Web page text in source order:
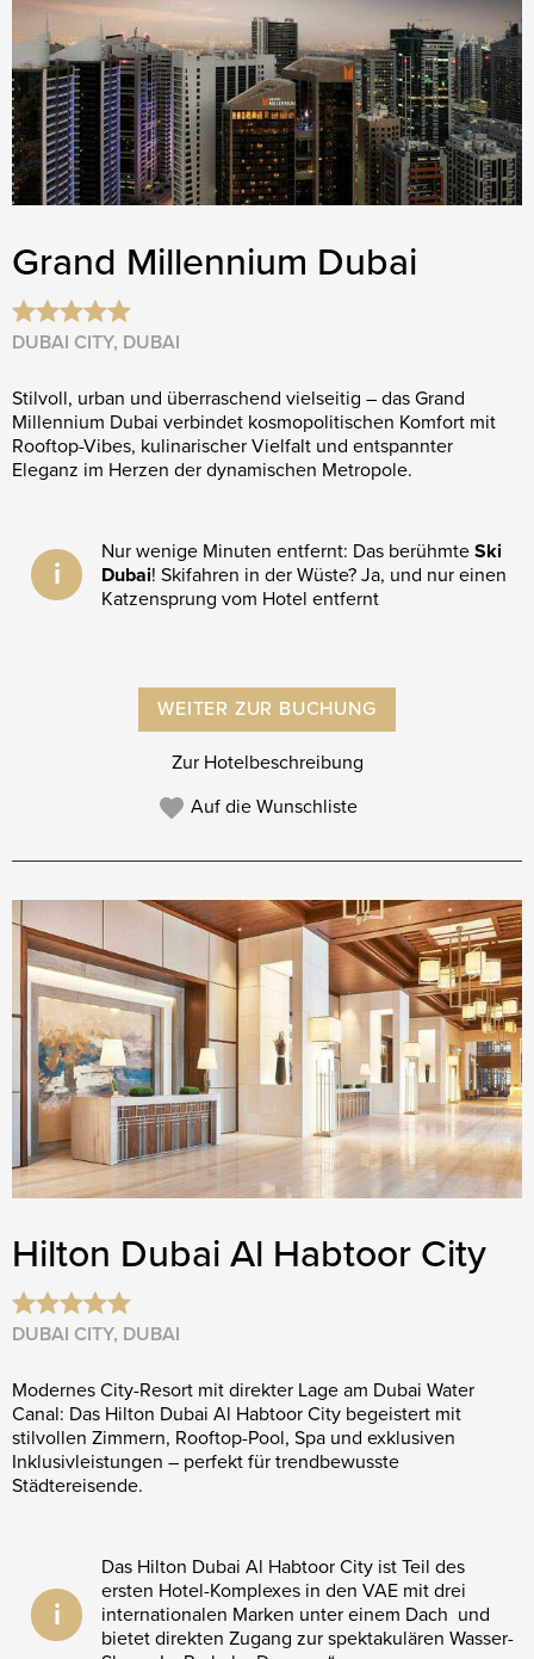
Grand Millennium Dubai
DUBAI CITY, DUBAI
Stilvoll, urban und überraschend vielseitig – das Grand
Millennium Dubai verbindet kosmopolitischen Komfort mit
Rooftop-Vibes, kulinarischer Vielfalt und entspannter
Eleganz im Herzen der dynamischen Metropole.
i
Nur wenige Minuten entfernt: Das berühmteSki
Dubai! Skifahren in der Wüste? Ja, und nur einen
Katzensprung vom Hotel entfernt
WEITER ZUR BUCHUNG
Zur Hotelbeschreibung
Auf die Wunschliste
Hilton Dubai Al Habtoor City
DUBAI CITY, DUBAI
Modernes City-Resort mit direkter Lage am Dubai Water
Canal: Das Hilton Dubai Al Habtoor City begeistert mit
stilvollen Zimmern, Rooftop-Pool, Spa und exklusiven
Inklusivleistungen – perfekt für trendbewusste
Städtereisende.
i
Das Hilton Dubai Al Habtoor City ist Teil des
ersten Hotel-Komplexes in den VAE mit drei
internationalen Marken unter einem Dach und
bietet direkten Zugang zur spektakulären Wasser-